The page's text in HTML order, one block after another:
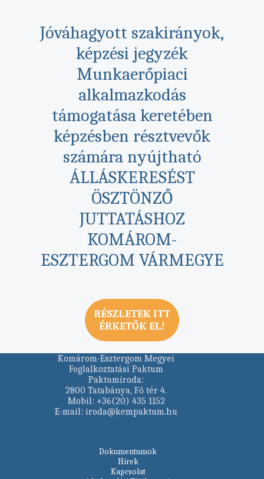
Jóváhagyott szakirányok,
képzési jegyzék
Munkaerőpiaci
alkalmazkodás
támogatása keretében
képzésben résztvevők
számára nyújtható
ÁLLÁSKERESÉST
ÖSZTÖNZŐ
JUTTATÁSHOZ
KOMÁROM-
ESZTERGOM VÁRMEGYE
RÉSZLETEK ITT
ÉRKETŐK EL!
Komárom-Esztergom Megyei
Foglalkoztatási Paktum
Paktumiroda:
2800 Tatabánya, Fő tér 4.
Mobil: +36(20) 435 1152
E-mail: iroda@kempaktum.hu
Dokumentumok
Hírek
Kapcsolat